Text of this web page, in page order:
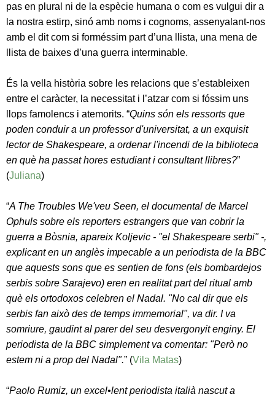
pas en plural ni de la espècie humana o com es vulgui dir a
la nostra estirp, sinó amb noms i cognoms, assenyalant-nos
amb el dit com si forméssim part d’una llista, una mena de
llista de baixes d’una guerra interminable.
És la vella història sobre les relacions que s’estableixen
entre el caràcter, la necessitat i l’atzar com si fóssim uns
llops famolencs i atemorits. “Quins són els ressorts que
poden conduir a un professor d'universitat, a un exquisit
lector de Shakespeare, a ordenar l'incendi de la biblioteca
en què ha passat hores estudiant i consultant llibres?”
(Juliana)
“A The Troubles We'veu Seen, el documental de Marcel
Ophuls sobre els reporters estrangers que van cobrir la
guerra a Bòsnia, apareix Koljevic - "el Shakespeare serbi" -,
explicant en un anglès impecable a un periodista de la BBC
que aquests sons que es sentien de fons (els bombardejos
serbis sobre Sarajevo) eren en realitat part del ritual amb
què els ortodoxos celebren el Nadal. "No cal dir que els
serbis fan això des de temps immemorial", va dir. I va
somriure, gaudint al parer del seu desvergonyit enginy. El
periodista de la BBC simplement va comentar: "Però no
estem ni a prop del Nadal".” (Vila Matas)
“Paolo Rumiz, un excel•lent periodista italià nascut a